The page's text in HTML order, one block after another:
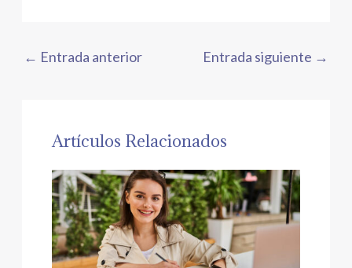
← Entrada anterior Entrada siguiente →
Artículos Relacionados